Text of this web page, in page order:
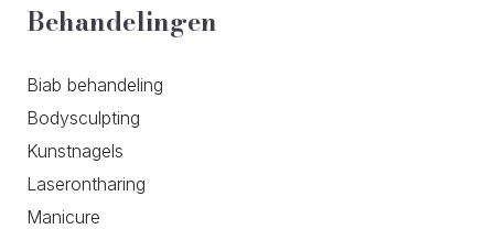
Behandelingen
Biab behandeling
Bodysculpting
Kunstnagels
Laserontharing
Manicure